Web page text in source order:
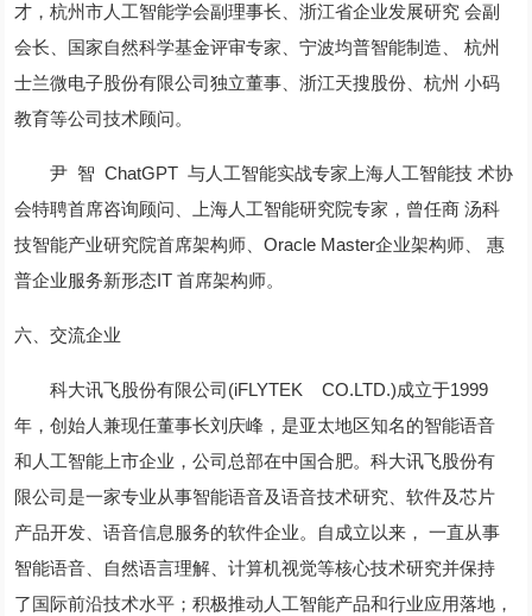
才，杭州市人工智能学会副理事长、浙江省企业发展研究 会副
会长、国家自然科学基金评审专家、宁波均普智能制造、 杭州
士兰微电子股份有限公司独立董事、浙江天搜股份、杭州 小码
教育等公司技术顾问。
尹 智 ChatGPT 与人工智能实战专家上海人工智能技 术协
会特聘首席咨询顾问、上海人工智能研究院专家，曾任商 汤科
技智能产业研究院首席架构师、Oracle Master企业架构师、 惠
普企业服务新形态IT 首席架构师。
六、交流企业
科大讯飞股份有限公司(iFLYTEK CO.LTD.)成立于1999
年，创始人兼现任董事长刘庆峰，是亚太地区知名的智能语音
和人工智能上市企业，公司总部在中国合肥。科大讯飞股份有
限公司是一家专业从事智能语音及语音技术研究、软件及芯片
产品开发、语音信息服务的软件企业。自成立以来， 一直从事
智能语音、自然语言理解、计算机视觉等核心技术研究并保持
了国际前沿技术水平；积极推动人工智能产品和行业应用落地，